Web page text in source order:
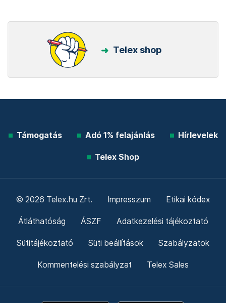
Telex shop
Támogatás Adó 1% felajánlás Hírlevelek
Telex Shop
© 2026 Telex.hu Zrt. Impresszum Etikai kódex
Átláthatóság ÁSZF Adatkezelési tájékoztató
Sütitájékoztató Süti beállítások Szabályzatok
Kommentelési szabályzat Telex Sales